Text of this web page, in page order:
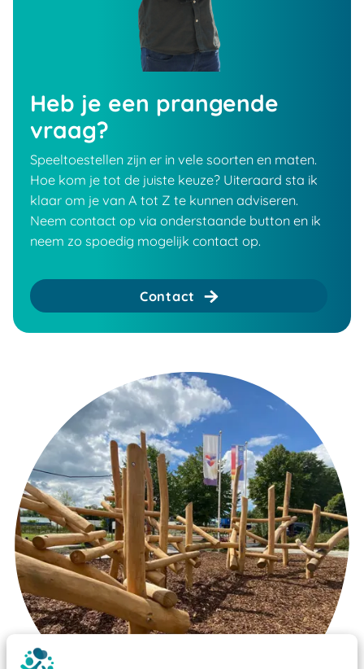
Heb je een prangende
vraag?
Speeltoestellen zijn er in vele soorten en maten.
Hoe kom je tot de juiste keuze? Uiteraard sta ik
klaar om je van A tot Z te kunnen adviseren.
Neem contact op via onderstaande button en ik
neem zo spoedig mogelijk contact op.
Contact